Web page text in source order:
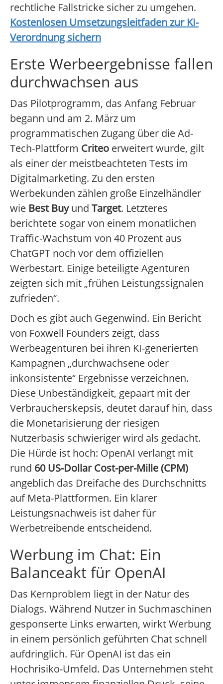
rechtliche Fallstricke sicher zu umgehen.
Kostenlosen Umsetzungsleitfaden zur KI-
Verordnung sichern
Erste Werbeergebnisse fallen
durchwachsen aus
Das Pilotprogramm, das Anfang Februar
begann und am 2. März um
programmatischen Zugang über die Ad-
Tech-Plattform Criteo erweitert wurde, gilt
als einer der meistbeachteten Tests im
Digitalmarketing. Zu den ersten
Werbekunden zählen große Einzelhändler
wie Best Buyund Target. Letzteres
berichtete sogar von einem monatlichen
Traffic-Wachstum von 40 Prozent aus
ChatGPT noch vor dem offiziellen
Werbestart. Einige beteiligte Agenturen
zeigten sich mit „frühen Leistungssignalen
zufrieden“.
Doch es gibt auch Gegenwind. Ein Bericht
von Foxwell Founders zeigt, dass
Werbeagenturen bei ihren KI-generierten
Kampagnen „durchwachsene oder
inkonsistente“ Ergebnisse verzeichnen.
Diese Unbeständigkeit, gepaart mit der
Verbraucherskepsis, deutet darauf hin, dass
die Monetarisierung der riesigen
Nutzerbasis schwieriger wird als gedacht.
Die Hürde ist hoch: OpenAI verlangt mit
rund 60 US-Dollar Cost-per-Mille (CPM)
angeblich das Dreifache des Durchschnitts
auf Meta-Plattformen. Ein klarer
Leistungsnachweis ist daher für
Werbetreibende entscheidend.
Werbung im Chat: Ein
Balanceakt für OpenAI
Das Kernproblem liegt in der Natur des
Dialogs. Während Nutzer in Suchmaschinen
gesponserte Links erwarten, wirkt Werbung
in einem persönlich geführten Chat schnell
aufdringlich. Für OpenAI ist das ein
Hochrisiko-Umfeld. Das Unternehmen steht